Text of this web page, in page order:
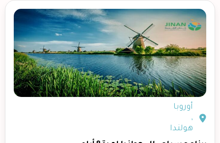
أوروبا
,
هولندا